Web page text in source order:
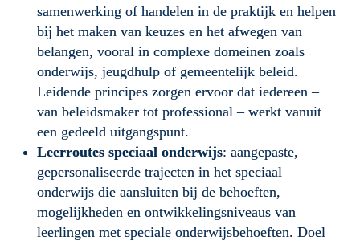
samenwerking of handelen in de praktijk en helpen
bij het maken van keuzes en het afwegen van
belangen, vooral in complexe domeinen zoals
onderwijs, jeugdhulp of gemeentelijk beleid.
Leidende principes zorgen ervoor dat iedereen –
van beleidsmaker tot professional – werkt vanuit
een gedeeld uitgangspunt.
Leerroutes speciaal onderwijs: aangepaste,
gepersonaliseerde trajecten in het speciaal
onderwijs die aansluiten bij de behoeften,
mogelijkheden en ontwikkelingsniveaus van
leerlingen met speciale onderwijsbehoeften. Doel